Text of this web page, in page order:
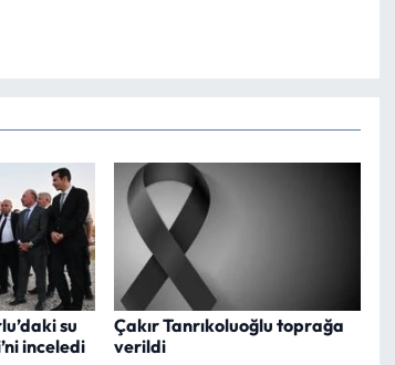
su
inceledi
Çakır Tanrıkoluoğlu toprağa
verildi